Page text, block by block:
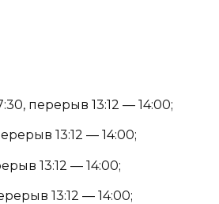
перерыв 13:12 — 14:00;
13:12 — 14:00;
13:12 — 14:00;
13:12 — 14:00;